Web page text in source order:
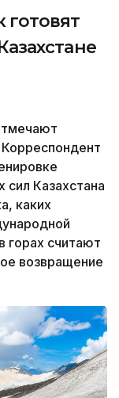
Казахстана
каких
горах считают
возвращение